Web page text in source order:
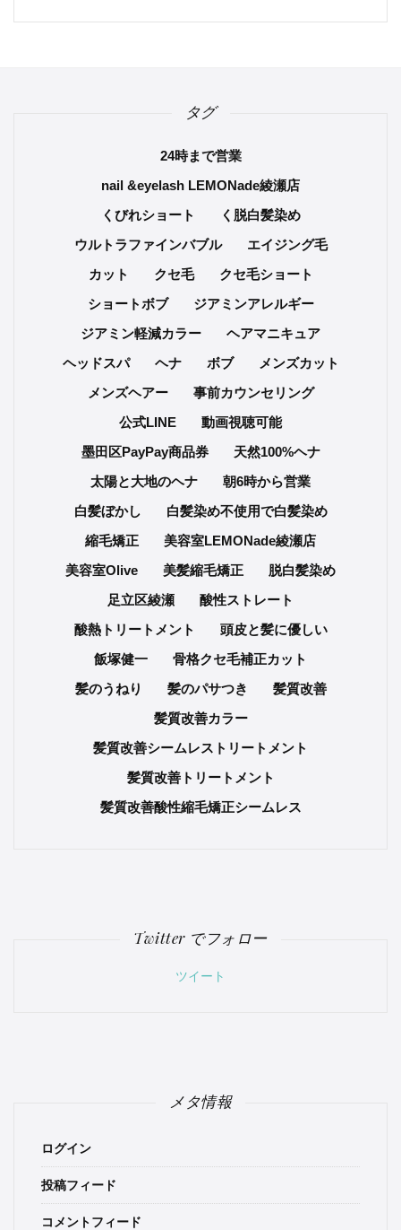
タグ
24時まで営業
nail &eyelash LEMONade綾瀬店
くびれショート
く脱白髪染め
ウルトラファインバブル
エイジング毛
カット
クセ毛
クセ毛ショート
ショートボブ
ジアミンアレルギー
ジアミン軽減カラー
ヘアマニキュア
ヘッドスパ
ヘナ ボブ
メンズカット
メンズヘアー
事前カウンセリング
公式LINE
動画視聴可能
墨田区PayPay商品券
天然100%ヘナ
太陽と大地のヘナ
朝6時から営業
白髪ぼかし
白髪染め不使用で白髪染め
縮毛矯正
美容室LEMONade綾瀬店
美容室Olive
美髪縮毛矯正
脱白髪染め
足立区綾瀬
酸性ストレート
酸熱トリートメント
頭皮と髪に優しい
飯塚健一
骨格クセ毛補正カット
髪のうねり
髪のパサつき
髪質改善
髪質改善カラー
髪質改善シームレストリートメント
髪質改善トリートメント
髪質改善酸性縮毛矯正シームレス
Twitter でフォロー
ツイート
メタ情報
ログイン
投稿フィード
コメントフィード